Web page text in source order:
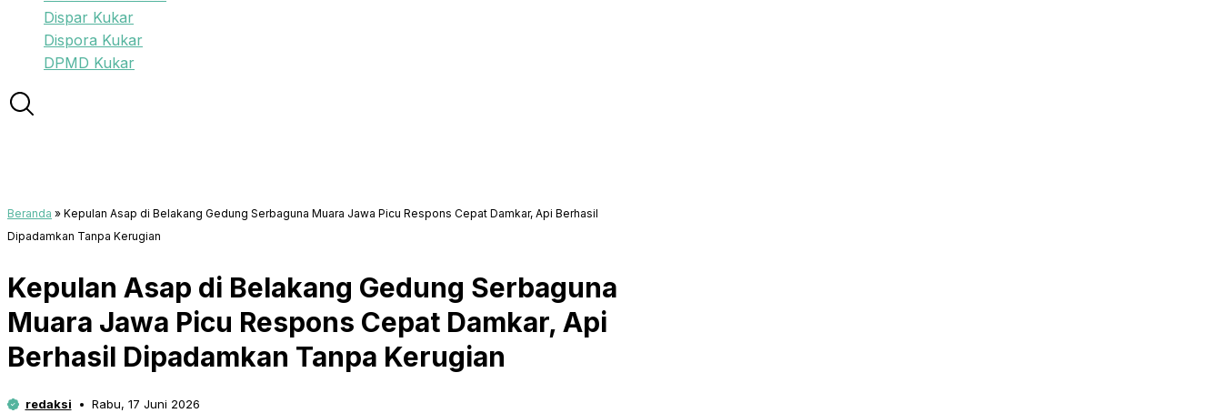
Dispar Kukar
Dispora Kukar
DPMD Kukar
Beranda » Kepulan Asap di Belakang Gedung Serbaguna Muara Jawa Picu Respons Cepat Damkar, Api Berhasil
Dipadamkan Tanpa Kerugian
Kepulan Asap di Belakang Gedung Serbaguna
Muara Jawa Picu Respons Cepat Damkar, Api
Berhasil Dipadamkan Tanpa Kerugian
redaksi Rabu, 17 Juni 2026